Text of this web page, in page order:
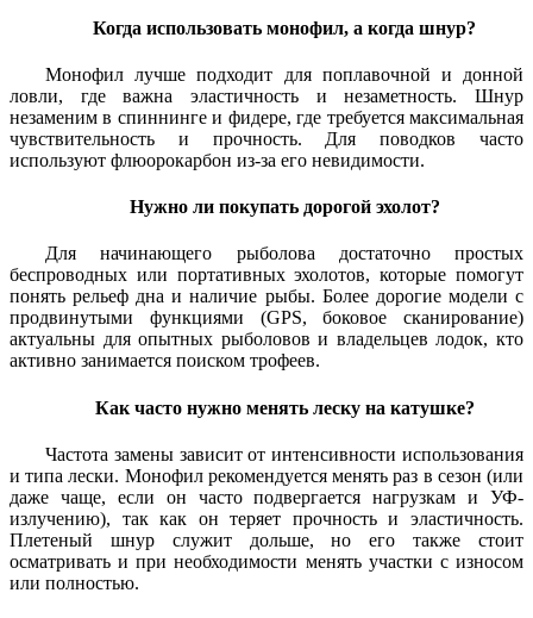
Когда использовать монофил, а когда шнур?
Монофил лучше подходит для поплавочной и донной
ловли, где важна эластичность и незаметность. Шнур
незаменим в спиннинге и фидере, где требуется максимальная
чувствительность и прочность. Для поводков часто
используют флюорокарбон из-за его невидимости.
Нужно ли покупать дорогой эхолот?
Для начинающего рыболова достаточно простых
беспроводных или портативных эхолотов, которые помогут
понять рельеф дна и наличие рыбы. Более дорогие модели с
продвинутыми функциями (GPS, боковое сканирование)
актуальны для опытных рыболовов и владельцев лодок, кто
активно занимается поиском трофеев.
Как часто нужно менять леску на катушке?
Частота замены зависит от интенсивности использования
и типа лески. Монофил рекомендуется менять раз в сезон (или
даже чаще, если он часто подвергается нагрузкам и УФ-
излучению), так как он теряет прочность и эластичность.
Плетеный шнур служит дольше, но его также стоит
осматривать и при необходимости менять участки с износом
или полностью.